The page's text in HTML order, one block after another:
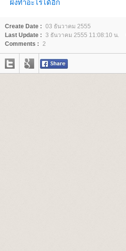
ผึ้งทำอะไรได้อีก
Create Date : 03 ธันวาคม 2555
Last Update : 3 ธันวาคม 2555 11:08:10 น.
Comments :
2